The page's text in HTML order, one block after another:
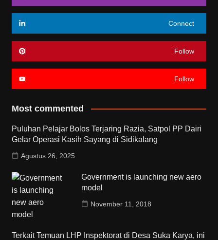
Connect
Follow
Follow
Most commented
Puluhan Pelajar Bolos Terjaring Razia, Satpol PP Dairi
Gelar Operasi Kasih Sayang di Sidikalang
Agustus 26, 2025
Government is launching new aero
model
November 11, 2018
Terkait Temuan LHP Inspektorat di Desa Suka Karya, ini